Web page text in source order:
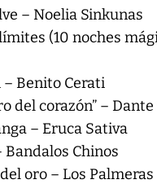
– Noelia Sinkunas
(10 noches
Benito Cerati
del corazón” –
– Eruca Sativa
Chinos
oro – Los Palmeras